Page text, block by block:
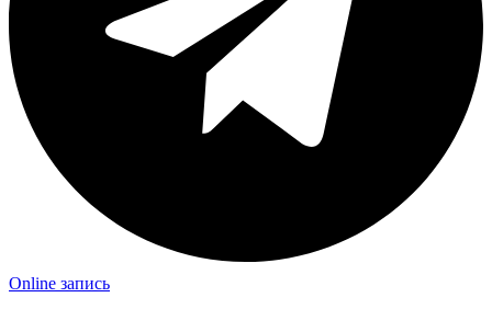
Online запись